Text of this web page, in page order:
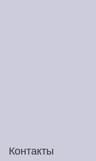
Контакты